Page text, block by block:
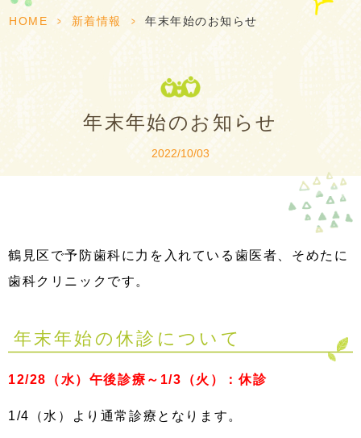
HOME > 新着情報 > 年末年始のお知らせ
年末年始のお知らせ
2022/10/03
鶴見区で予防歯科に力を入れている歯医者、そめたに
歯科クリニックです。
年末年始の休診について
12/28（水）午後診療～1/3（火）：休診
1/4（水）より通常診療となります。